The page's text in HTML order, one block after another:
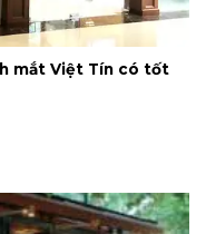
mắt Việt Tín có tốt